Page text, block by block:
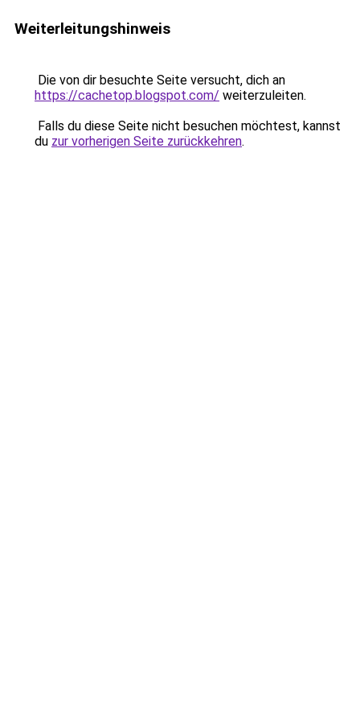
Weiterleitungshinweis
Die von dir besuchte Seite versucht, dich an
https://cachetop.blogspot.com/ weiterzuleiten.
Falls du diese Seite nicht besuchen möchtest, kannst
du zur vorherigen Seite zurückkehren.